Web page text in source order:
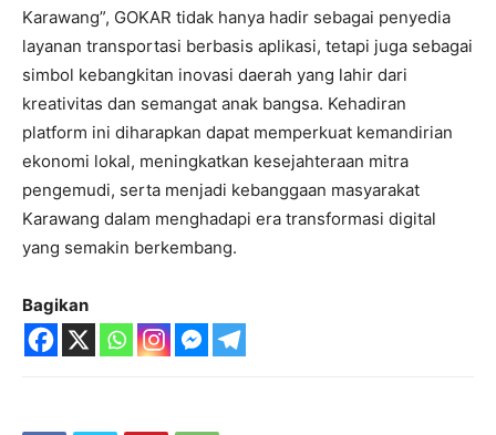
Karawang”, GOKAR tidak hanya hadir sebagai penyedia
layanan transportasi berbasis aplikasi, tetapi juga sebagai
simbol kebangkitan inovasi daerah yang lahir dari
kreativitas dan semangat anak bangsa. Kehadiran
platform ini diharapkan dapat memperkuat kemandirian
ekonomi lokal, meningkatkan kesejahteraan mitra
pengemudi, serta menjadi kebanggaan masyarakat
Karawang dalam menghadapi era transformasi digital
yang semakin berkembang.
Bagikan